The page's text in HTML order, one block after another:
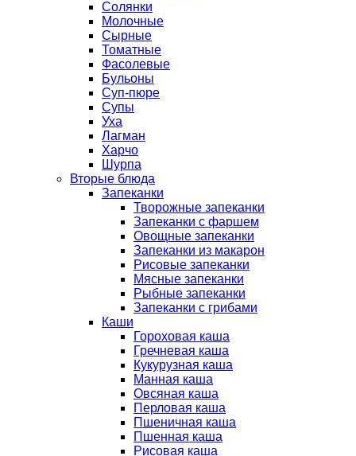
Солянки
Молочные
Сырные
Томатные
Фасолевые
Бульоны
Суп-пюре
Супы
Уха
Лагман
Харчо
Шурпа
Вторые блюда
Запеканки
Творожные запеканки
Запеканки с фаршем
Овощные запеканки
Запеканки из макарон
Рисовые запеканки
Мясные запеканки
Рыбные запеканки
Запеканки с грибами
Каши
Гороховая каша
Гречневая каша
Кукурузная каша
Манная каша
Овсяная каша
Перловая каша
Пшеничная каша
Пшенная каша
Рисовая каша